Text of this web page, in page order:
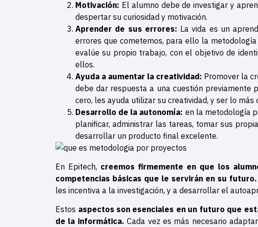
Motivación: El alumno debe de investigar y
despertar su curiosidad y motivación.
Aprender de sus errores: La vida es un
errores que cometemos, para ello la
evalúe su propio trabajo, con el objetivo de
ellos.
Ayuda a aumentar la creatividad: Promover la
debe dar respuesta a una cuestión previamente
cero, les ayuda utilizar su creatividad, y ser lo
Desarrollo de la autonomía: en la metodología
planificar, administrar las tareas, tomar sus
desarrollar un producto final excelente.
En Epitech, creemos firmemente en que los
competencias básicas que le servirán en su futuro.
les incentiva a la investigación, y a desarrollar el
Estos aspectos son esenciales en un futuro que
de la informática. Cada vez es más necesario